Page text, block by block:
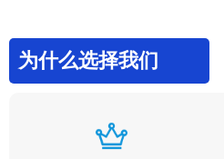
为什么选择我们